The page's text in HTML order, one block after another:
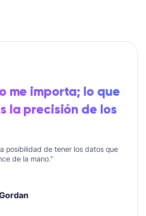
me importa; lo que
la precisión de los
posibilidad de tener los datos que
de la mano."